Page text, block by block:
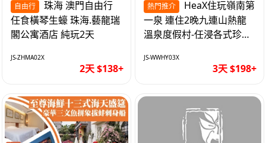
自由行
任食橫琴生蠔 珠海.藝龍瑞
閣公寓酒店 純玩2天
JS-ZHMA02X
2天 $138+
熱門推介
一泉 連住2晚九連山熱龍
溫泉度假村-任浸各式珍稀
JS-WWHY03X
3天 $198+